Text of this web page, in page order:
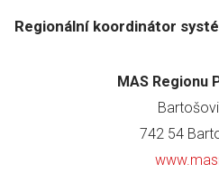
Regionální koordinátor
MAS Regionu
742 54